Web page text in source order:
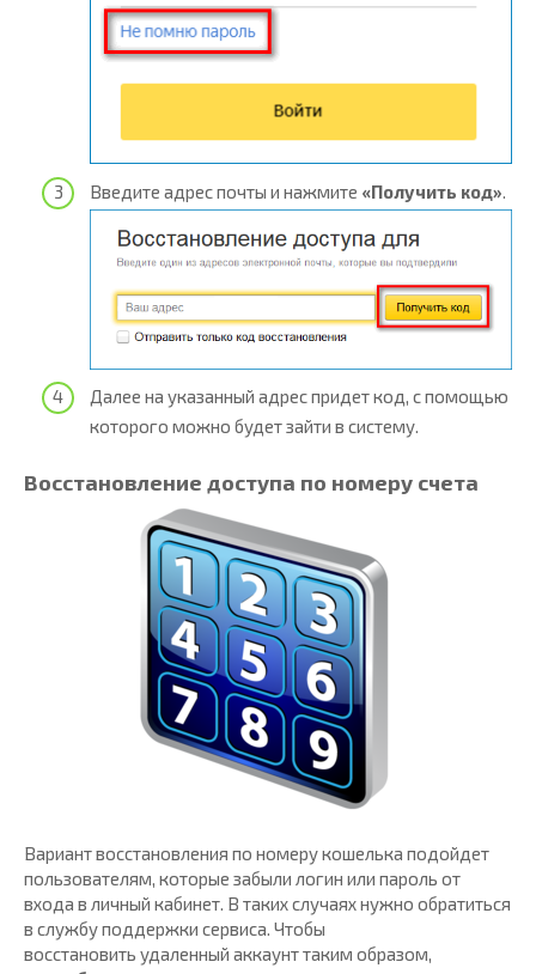
Введите адрес почты и нажмите «Получить код».
Далее на указанный адрес придет код, с помощью
которого можно будет зайти в систему.
Восстановление доступа по номеру счета
Вариант восстановления по номеру кошелька подойдет
пользователям, которые забыли логин или пароль от
входа в личный кабинет. В таких случаях нужно обратиться
в службу поддержки сервиса. Чтобы
восстановить удаленный аккаунт таким образом,